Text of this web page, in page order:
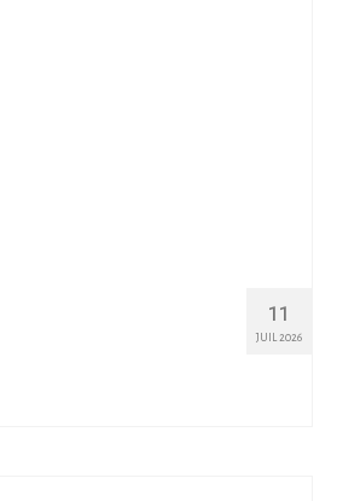
11
JUIL 2026